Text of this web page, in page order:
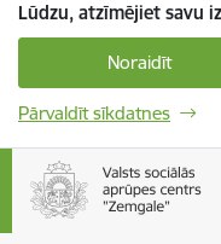
Lūdzu, atzīmējiet savu
Noraidīt
Pārvaldīt sīkdatnes